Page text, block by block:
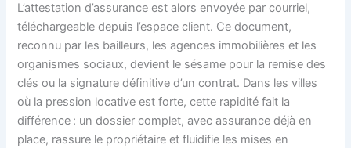
L’attestation d’assurance est alors envoyée par courriel,
téléchargeable depuis l’espace client. Ce document,
reconnu par les bailleurs, les agences immobilières et les
organismes sociaux, devient le sésame pour la remise des
clés ou la signature définitive d’un contrat. Dans les villes
où la pression locative est forte, cette rapidité fait la
différence : un dossier complet, avec assurance déjà en
place, rassure le propriétaire et fluidifie les mises en